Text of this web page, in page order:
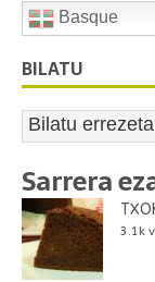
Basque
BILATU
Sarrera
3.1k